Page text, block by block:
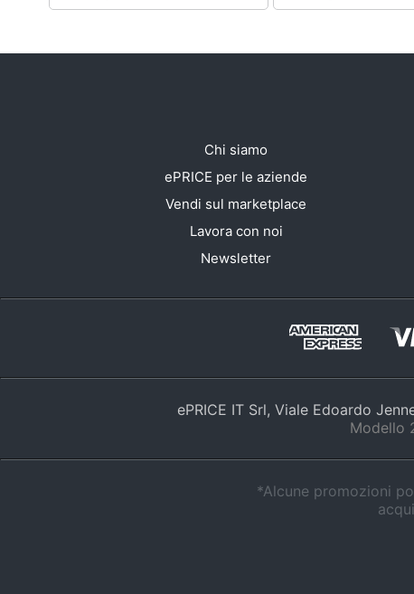
Chi siamo
ePRICE per le aziende
Vendi sul marketplace
Lavora con noi
Newsletter
ePRICE IT Srl, Viale Edoardo
Modello
*Alcune promozioni